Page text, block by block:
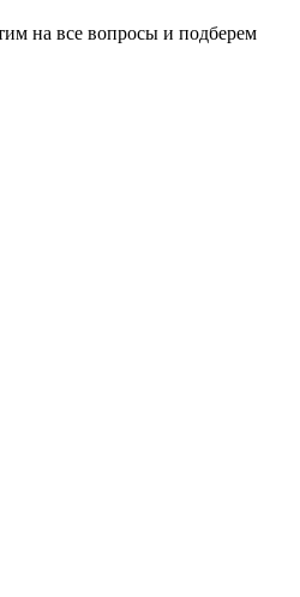
на все вопросы и подберем